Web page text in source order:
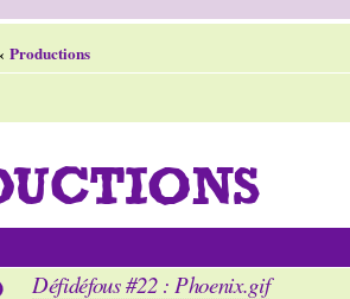
‹ Productions
Défidéfous #22 : Phoenix.gif